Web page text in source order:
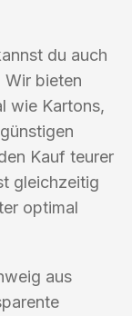
du auch
Wir bieten
wie Kartons,
Kauf teurer
gleichzeitig
optimal
aus